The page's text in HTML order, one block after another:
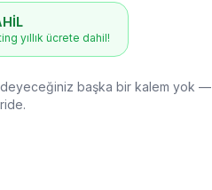
yıllık ücrete dahil!
başka bir kalem yok —